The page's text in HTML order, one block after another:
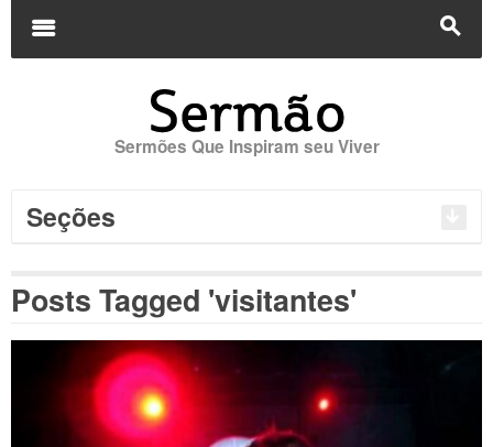
s
m
Sermões Que Inspiram seu Viver
Seções
Posts Tagged 'visitantes'